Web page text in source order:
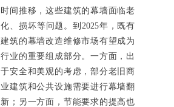
时间推移，这些建筑的幕墙面临老
化、损坏等问题。到2025年，既有
建筑的幕墙改造维修市场有望成为
行业的重要组成部分。一方面，出
于安全和美观的考虑，部分老旧商
业建筑和公共设施需要进行幕墙翻
新；另一方面，节能要求的提高也